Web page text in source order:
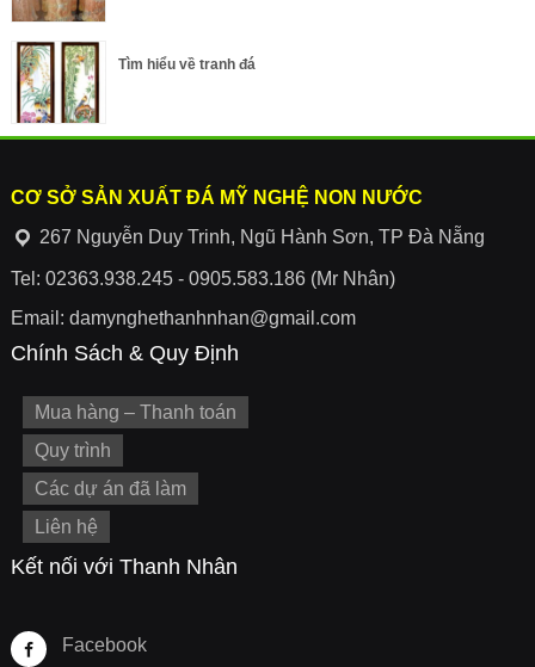
Tìm hiểu về tranh đá
CƠ SỞ SẢN XUẤT ĐÁ MỸ NGHỆ NON NƯỚC
267 Nguyễn Duy Trinh, Ngũ Hành Sơn, TP Đà Nẵng
Tel: 02363.938.245 - 0905.583.186 (Mr Nhân)
Email: damynghethanhnhan@gmail.com
Chính Sách & Quy Định
Mua hàng – Thanh toán
Quy trình
Các dự án đã làm
Liên hệ
Kết nối với Thanh Nhân
Facebook